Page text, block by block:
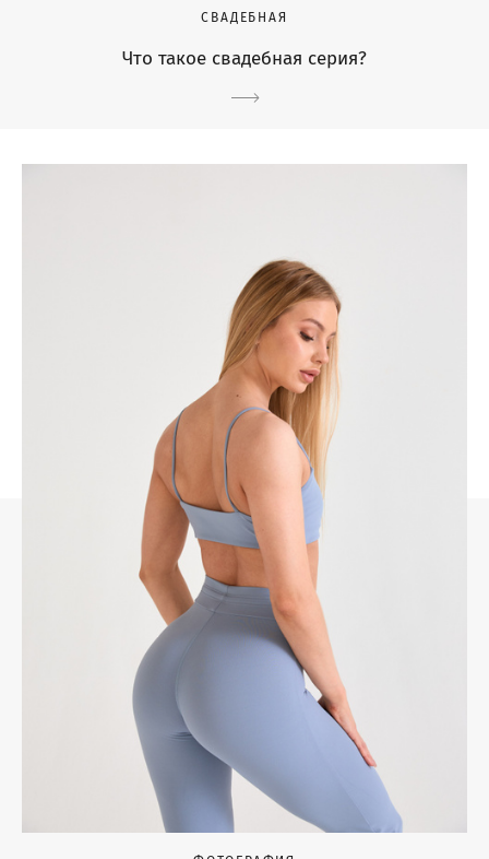
СВАДЕБНАЯ
Что такое свадебная серия?